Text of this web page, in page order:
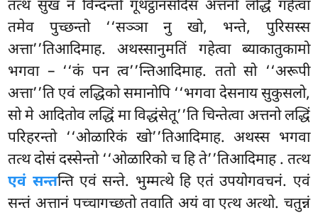
तत्थ सुखं न विन्दन्तो गूथट्ठानसदिसं अत्तनो लद्धिं गहेत्वा
तमेव पुच्छन्तो ‘‘सञ्ञा नु खो, भन्ते, पुरिसस्स
अत्ता’’तिआदिमाह. अथस्सानुमतिं गहेत्वा ब्याकातुकामो
भगवा – ‘‘कं पन त्व’’न्तिआदिमाह. ततो सो ‘‘अरूपी
अत्ता’’ति एवं लद्धिको समानोपि ‘‘भगवा देसनाय सुकुसलो,
सो मे आदितोव लद्धिं मा विद्धंसेतू’’ति चिन्तेत्वा अत्तनो लद्धिं
परिहरन्तो ‘‘ओळारिकं खो’’तिआदिमाह. अथस्स भगवा
तत्थ दोसं दस्सेन्तो ‘‘ओळारिको च हि ते’’तिआदिमाह. तत्थ
एवं सन्तन्ति एवं सन्ते. भुम्मत्थे हि एतं उपयोगवचनं. एवं
सन्तं अत्तानं पच्चागच्छतो तवाति अयं वा एत्थ अत्थो. चतुन्नं